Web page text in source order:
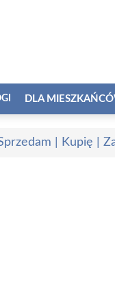
DLA
| Kupię |